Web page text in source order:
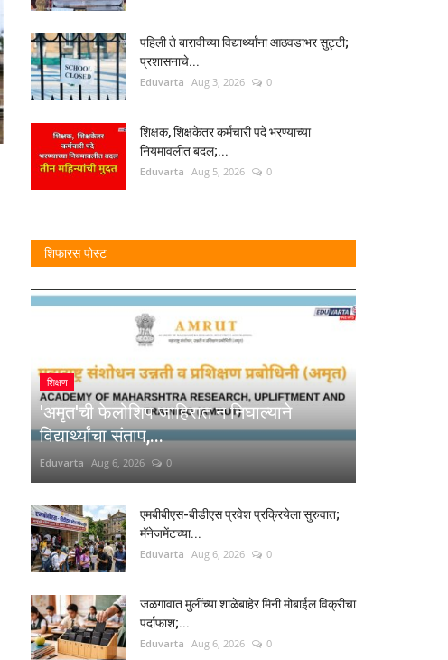
पहिली ते बारावीच्या विद्यार्थ्यांना आठवडाभर सुट्टी;
प्रशासनाचे...
Eduvarta Aug 3, 2026 0
शिक्षक, शिक्षकेतर कर्मचारी पदे भरण्याच्या
नियमावलीत बदल;...
Eduvarta Aug 5, 2026 0
शिफारस पोस्ट
शिक्षण
'अमृत'ची फेलोशिप जाहिरात न निघाल्याने
विद्यार्थ्यांचा संताप,...
Eduvarta Aug 6, 2026 0
एमबीबीएस-बीडीएस प्रवेश प्रक्रियेला सुरुवात;
मॅनेजमेंटच्या...
Eduvarta Aug 6, 2026 0
जळगावात मुलींच्या शाळेबाहेर मिनी मोबाईल विक्रीचा
पर्दाफाश;...
Eduvarta Aug 6, 2026 0